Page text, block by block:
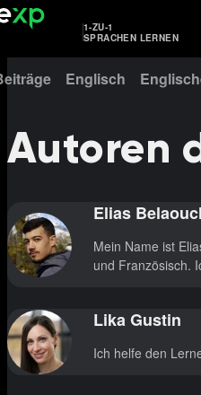
1-ZU-1
SPRACHEN LERNEN
Englisch
Autoren
Elias
Mein Name ist
und Französisch.
Lika Gustin
Ich helfe den